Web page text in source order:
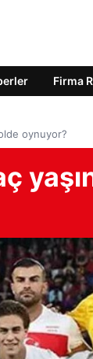
Firma
oynuyor?